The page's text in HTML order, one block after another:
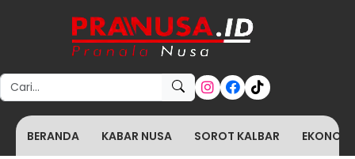
Search for:
BERANDA KABAR NUSA SOROT KALBAR